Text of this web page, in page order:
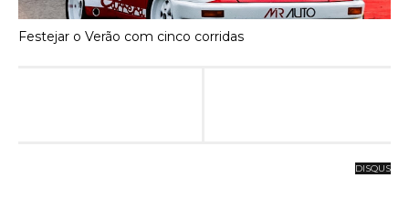
Festejar o Verão com cinco corridas
DISQUS